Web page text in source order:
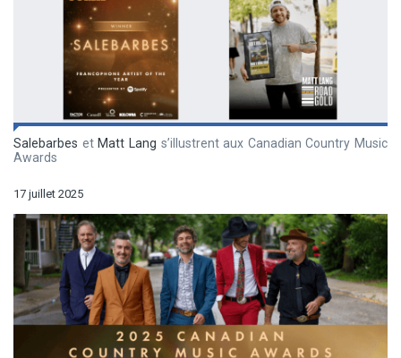
Salebarbes et Matt Lang s’illustrent aux Canadian Country Music
Awards
17 juillet 2025